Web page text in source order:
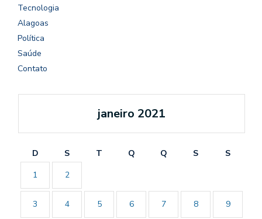
Tecnologia
Alagoas
Política
Saúde
Contato
janeiro 2021
D S T Q Q S
S
1
2
3 4 5 6 7 8 9